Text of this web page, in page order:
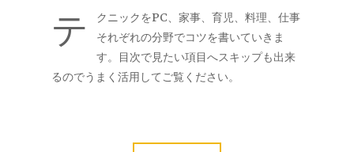
テ
クニックをPC、家事、育児、料理、仕事
それぞれの分野でコツを書いていきま
す。目次で見たい項目へスキップも出来
るのでうまく活用してご覧ください。